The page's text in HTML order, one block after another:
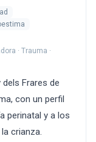
· Trauma ·
dels Frares de
con un perfil
perinatal y a los
crianza.